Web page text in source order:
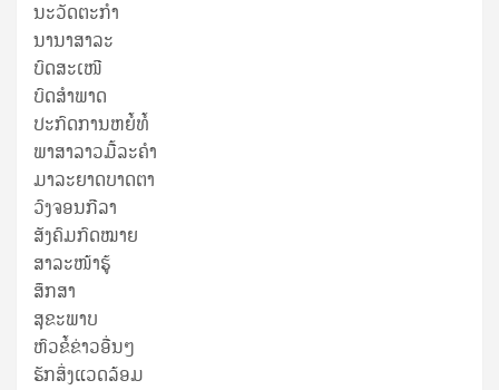
ນະວັດຕະກໍາ
ນານາສາລະ
ບົດສະເໜີ
ບົດສໍາພາດ
ປະກົດການຫຍໍ້ທໍ້
ພາສາລາວມື້ລະຄຳ
ມາລະຍາດບາດຕາ
ວົງຈອນກີລາ
ສັງຄົມກົດໝາຍ
ສາລະໜ້າຮູ້
ສຶກສາ
ສຸ​ຂະ​ພາບ
ຫົວຂໍ້ຂ່າວອື່ນໆ
ຮັກສິ່ງແວດລ້ອມ